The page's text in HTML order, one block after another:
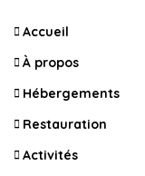
Accueil
À propos
Hébergements
Restauration
Activités